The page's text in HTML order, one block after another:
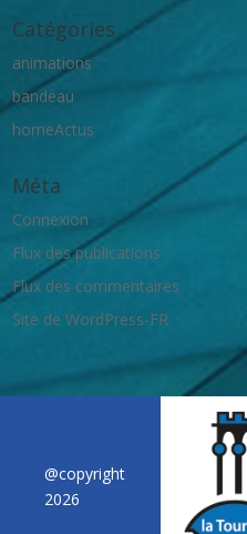
Catégories
animations
bandeau
homeActus
Méta
Connexion
Flux des publications
Flux des commentaires
Site de WordPress-FR
@copyright
2026